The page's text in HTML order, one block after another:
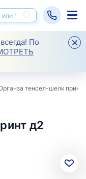
По
тенсел-шелк принт
д2